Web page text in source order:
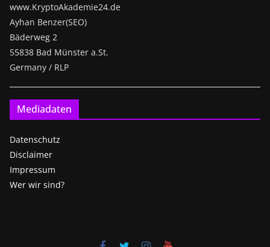
www.KryptoAkademie24.de
Ayhan Benzer(SEO)
Bäderweg 2
55838 Bad Münster a.St.
Germany / RLP
Mediadaten
Datenschutz
Disclaimer
Impressum
Wer wir sind?